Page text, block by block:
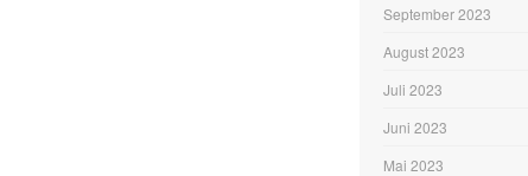
September 2023
August 2023
Juli 2023
Juni 2023
Mai 2023